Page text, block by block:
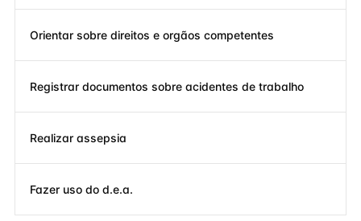
Orientar sobre direitos e orgãos competentes
Registrar documentos sobre acidentes de trabalho
Realizar assepsia
Fazer uso do d.e.a.